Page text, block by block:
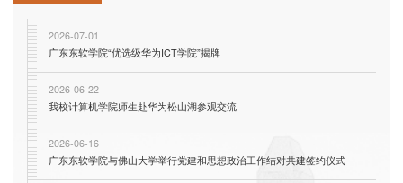
2026-07-01
广东东软学院“优选级华为ICT学院”揭牌
2026-06-22
我校计算机学院师生赴华为松山湖参观交流
2026-06-16
广东东软学院与佛山大学举行党建和思想政治工作结对共建签约仪式